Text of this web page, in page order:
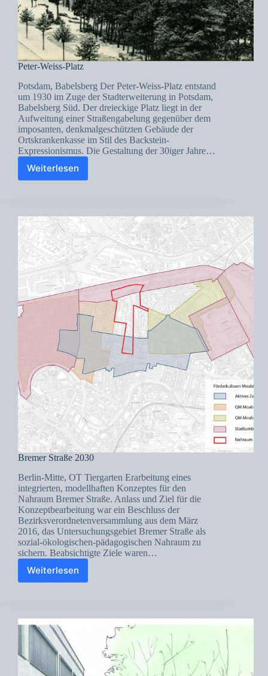
Peter-Weiss-Platz
Potsdam, Babelsberg Der Peter-Weiss-Platz entstand
um 1930 im Zuge der Stadterweiterung in Potsdam,
Babelsberg Süd. Der dreieckige Platz liegt in der
Aufweitung einer Straßengabelung gegenüber dem
imposanten, denkmalgeschützten Gebäude der
Ortskrankenkasse im Stil des Backstein-
Expressionismus. Die Gestaltung der 30iger Jahre…
Weiterlesen
Peter-
Bremer Straße 2030
Berlin-Mitte, OT Tiergarten Erarbeitung eines
integrierten, modellhaften Konzeptes für den
Nahraum Bremer Straße. Anlass und Ziel für die
Konzeptbearbeitung war ein Beschluss der
Bezirksverordnetenversammlung aus dem März
2016, das Untersuchungsgebiet Bremer Straße als
sozial-ökologischen-pädagogischen Nahraum zu
sichern. Beabsichtigte Ziele waren…
Weiterlesen
Bremer